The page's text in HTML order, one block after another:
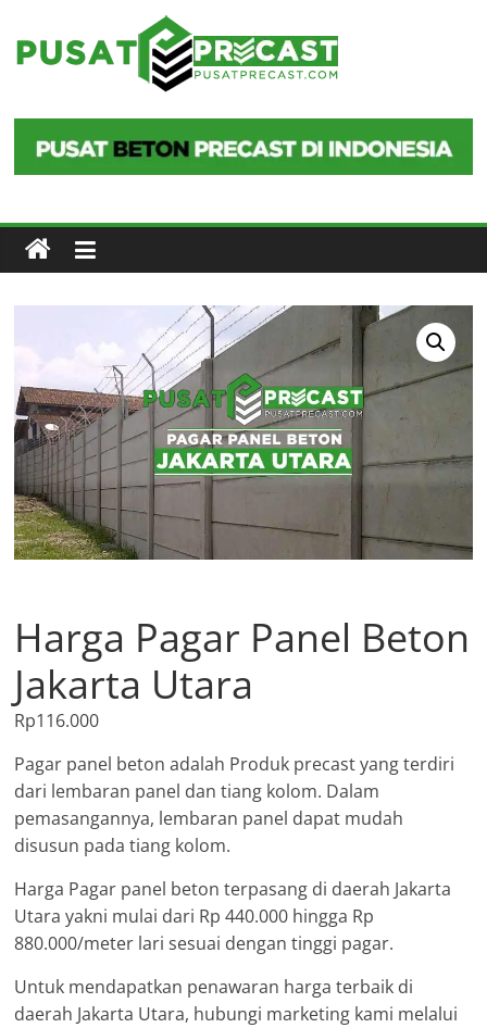
content
Pusat
Precast
Precast
di
Harga Pagar Panel Beton
Jakarta Utara
Rp116.000
Pagar panel beton adalah Produk precast yang terdiri
dari lembaran panel dan tiang kolom. Dalam
pemasangannya, lembaran panel dapat mudah
disusun pada tiang kolom.
Harga Pagar panel beton terpasang di daerah Jakarta
Utara yakni mulai dari Rp 440.000 hingga Rp
880.000/meter lari sesuai dengan tinggi pagar.
Untuk mendapatkan penawaran harga terbaik di
daerah Jakarta Utara, hubungi marketing kami melalui